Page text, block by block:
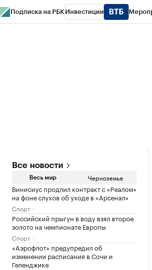
Подписка на РБК Инвестиции
Все новости
Весь мир Черноземье
Винисиус продлил контракт с «Реалом»
на фоне слухов об уходе в «Арсенал»
Спорт
Российский прыгун в воду взял второе
золото на чемпионате Европы
Спорт
«Аэрофлот» предупредил об
изменении расписания в Сочи и
Геленджике